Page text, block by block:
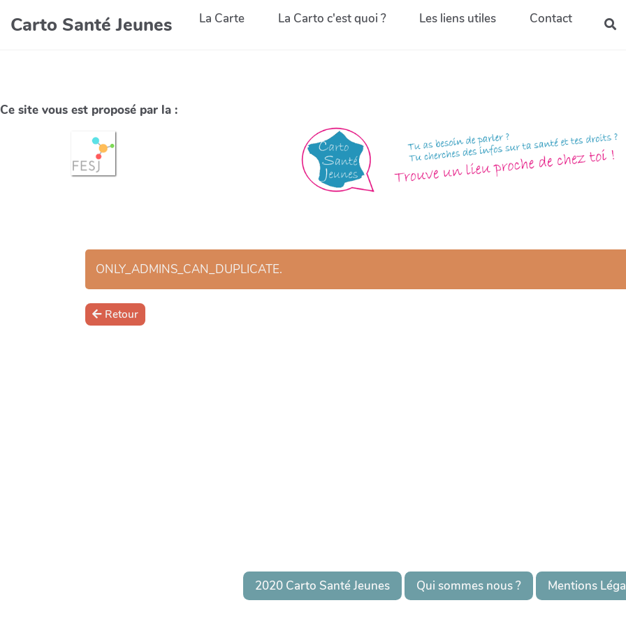
Carto Santé Jeunes La Carte La Carto c'est quoi ? Les liens utiles Contact
Ce site vous est proposé par la :
ONLY_ADMINS_CAN_DUPLICATE.
Retour
2020 Carto Santé Jeunes Qui sommes nous ? Mentions